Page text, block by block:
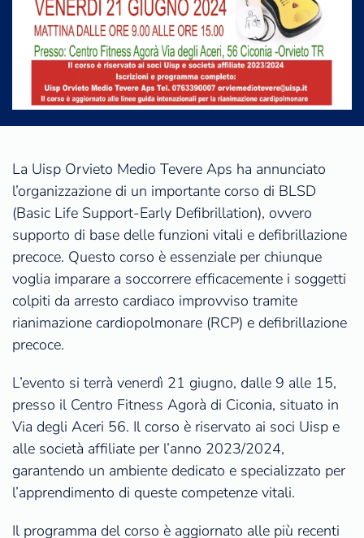
La Uisp Orvieto Medio Tevere Aps ha annunciato
l’organizzazione di un importante corso di BLSD
(Basic Life Support-Early Defibrillation), ovvero
supporto di base delle funzioni vitali e defibrillazione
precoce. Questo corso è essenziale per chiunque
voglia imparare a soccorrere efficacemente i soggetti
colpiti da arresto cardiaco improvviso tramite
rianimazione cardiopolmonare (RCP) e defibrillazione
precoce.
L’evento si terrà venerdì 21 giugno, dalle 9 alle 15,
presso il Centro Fitness Agorà di Ciconia, situato in
Via degli Aceri 56. Il corso è riservato ai soci Uisp e
alle società affiliate per l’anno 2023/2024,
garantendo un ambiente dedicato e specializzato per
l’apprendimento di queste competenze vitali.
Il programma del corso è aggiornato alle più recenti